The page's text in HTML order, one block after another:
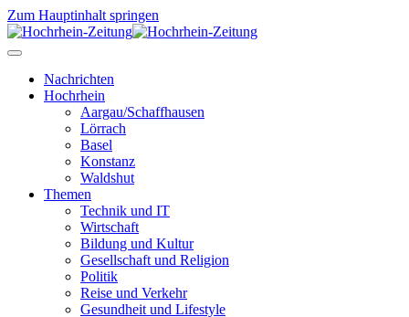
Zum Hauptinhalt springen
Nachrichten
Hochrhein
Aargau/Schaffhausen
Lörrach
Basel
Konstanz
Waldshut
Themen
Technik und IT
Wirtschaft
Bildung und Kultur
Gesellschaft und Religion
Politik
Reise und Verkehr
Gesundheit und Lifestyle